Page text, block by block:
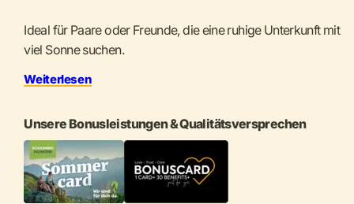
Ideal für Paare oder Freunde, die eine ruhige Unterkunft mit
viel Sonne suchen.
Weiterlesen
Unsere Bonusleistungen & Qualitätsversprechen